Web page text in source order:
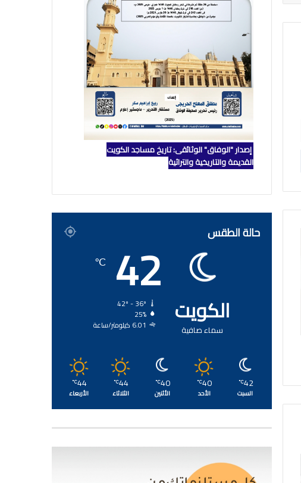
إصدار "الوفاق" الوثائقي: تاريخ مساجد الكويت
القديمة والتاريخية والتراثية
حالة الطقس
الكويت
سماء صافية
42
℃
25%
6.01 كيلومتر/ساعة
42
℃
السبت
40
℃
الأحد
40
℃
الأثنين
44
℃
الثلاثاء
44
℃
الأربعاء